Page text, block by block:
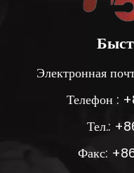
Электронная
Телефон :
Тел.:
Факс: